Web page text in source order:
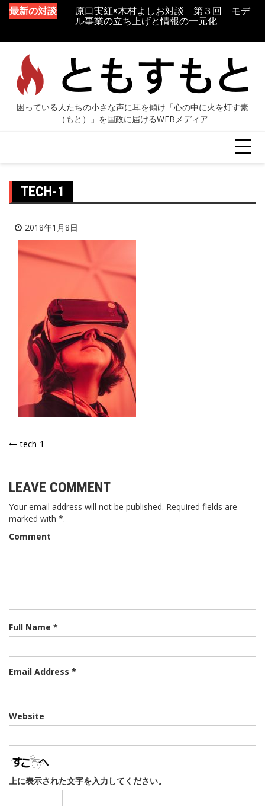
最新の対談
原口実紅×木村よしお対談 第３回 モデ
ル事業の立ち上げと情報の一元化
づかない」を「気づく」に変える環境づく
TECH-1
2018年1月8日
投
ナ
ビ
ゲ
ー
ン
tech-1
LEAVE COMMENT
Your email address will not be published. Required fields are
marked with *.
Comment
Full Name *
Email Address *
Website
上に表示された文字を入力してください。